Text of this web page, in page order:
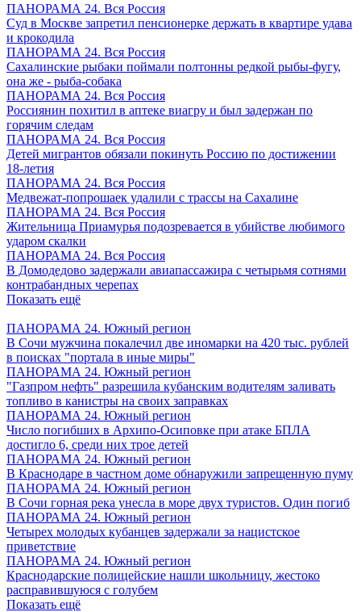
ПАНОРАМА 24. Вся Россия
Суд в Москве запретил пенсионерке держать в квартире удава
и крокодила
ПАНОРАМА 24. Вся Россия
Сахалинские рыбаки поймали полтонны редкой рыбы-фугу,
она же - рыба-собака
ПАНОРАМА 24. Вся Россия
Россиянин похитил в аптеке виагру и был задержан по
горячим следам
ПАНОРАМА 24. Вся Россия
Детей мигрантов обязали покинуть Россию по достижении
18-летия
ПАНОРАМА 24. Вся Россия
Медвежат-попрошаек удалили с трассы на Сахалине
ПАНОРАМА 24. Вся Россия
Жительница Приамурья подозревается в убийстве любимого
ударом скалки
ПАНОРАМА 24. Вся Россия
В Домодедово задержали авиапассажира с четырьмя сотнями
контрабандных черепах
Показать ещё
ПАНОРАМА 24. Южный регион
В Сочи мужчина покалечил две иномарки на 420 тыс. рублей
в поисках "портала в иные миры"
ПАНОРАМА 24. Южный регион
"Газпром нефть" разрешила кубанским водителям заливать
топливо в канистры на своих заправках
ПАНОРАМА 24. Южный регион
Число погибших в Архипо-Осиповке при атаке БПЛА
достигло 6, среди них трое детей
ПАНОРАМА 24. Южный регион
В Краснодаре в частном доме обнаружили запрещенную пуму
ПАНОРАМА 24. Южный регион
В Сочи горная река унесла в море двух туристов. Один погиб
ПАНОРАМА 24. Южный регион
Четырех молодых кубанцев задержали за нацистское
приветствие
ПАНОРАМА 24. Южный регион
Краснодарские полицейские нашли школьницу, жестоко
расправившуюся с голубем
Показать ещё